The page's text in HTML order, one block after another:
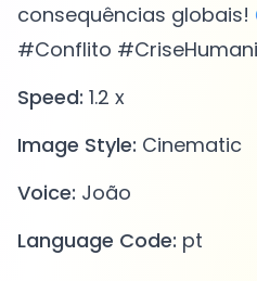
consequências
#Conflito
Speed: 1.2 x
Image Style: Cinematic
Voice: João
Language Code: pt